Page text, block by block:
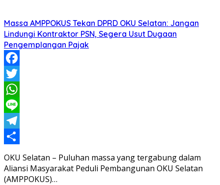
Massa AMPPOKUS Tekan DPRD OKU Selatan: Jangan
Lindungi Kontraktor PSN, Segera Usut Dugaan
Pengemplangan Pajak
Facebook
Twitter
WhatsApp
Line
Telegram
Share
OKU Selatan – Puluhan massa yang tergabung dalam
Aliansi Masyarakat Peduli Pembangunan OKU Selatan
(AMPPOKUS)…